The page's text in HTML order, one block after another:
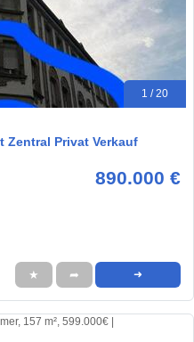
1 / 20
Zentral Privat Verkauf
890.000 €
★ ➦ ➜